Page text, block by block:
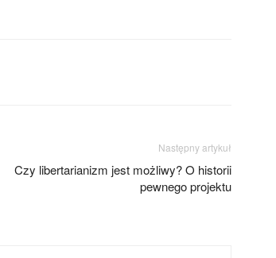
Następny artykuł
Czy libertarianizm jest możliwy? O historii
pewnego projektu